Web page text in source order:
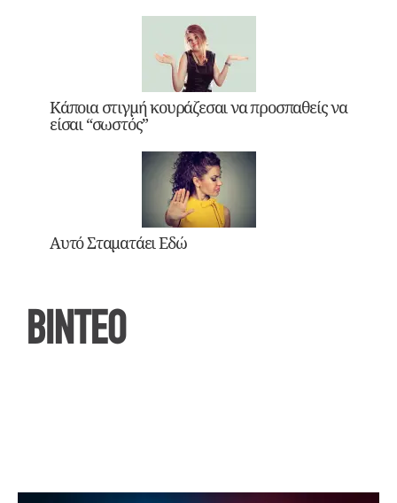
Κάποια στιγμή κουράζεσαι να προσπαθείς να
είσαι “σωστός”
Αυτό Σταματάει Εδώ
ΒΙΝΤΕΟ